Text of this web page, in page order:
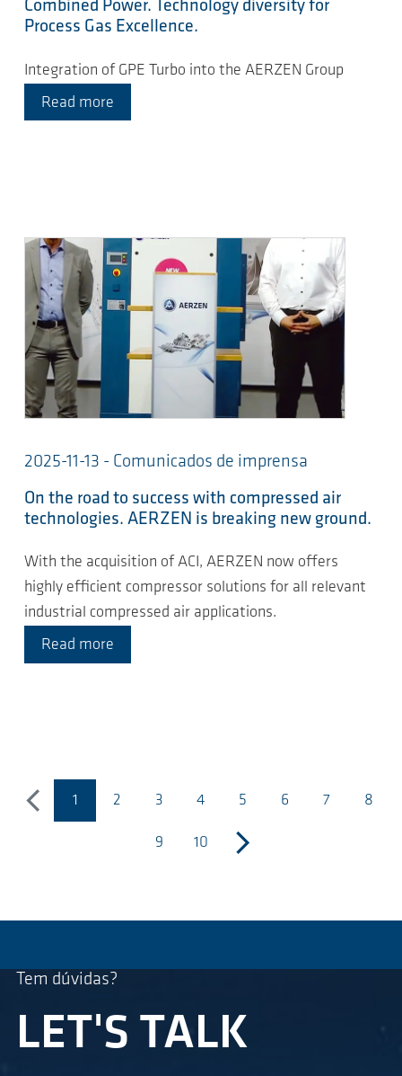
Combined Power. Technology diversity for
Process Gas Excellence.
Integration of GPE Turbo into the AERZEN Group
Read more
2025-11-13 - Comunicados de imprensa
On the road to success with compressed air
technologies. AERZEN is breaking new ground.
With the acquisition of ACI, AERZEN now offers
highly efficient compressor solutions for all relevant
industrial compressed air applications.
Read more
previous
1 2 3 4 5 6 7 8
9 10
next
Tem dúvidas?
LET'S TALK